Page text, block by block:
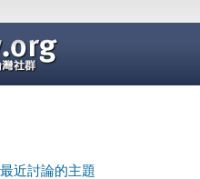
近討論的主題